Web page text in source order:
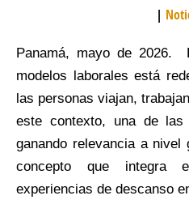
Panamá, mayo de 2026.
modelos laborales está
las personas viajan,
este contexto, una de las
ganando relevancia a
concepto que integra
experiencias de descanso